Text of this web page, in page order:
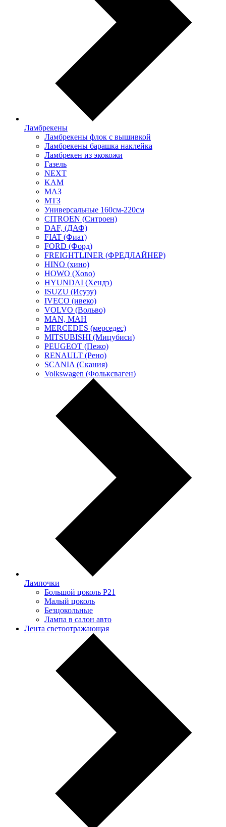
Ламбрекены
Ламбрекены флок с вышивкой
Ламбрекены барашка наклейка
Ламбрекен из экокожи
Газель
NEXT
KAM
МАЗ
МТЗ
Универсальные 160см-220см
CITROEN (Ситроен)
DAF, (ДАФ)
FIAT (Фиат)
FORD (Форд)
FREIGHTLINER (ФРЕДЛАЙНЕР)
HINO (хино)
HOWO (Хово)
HYUNDAI (Хендэ)
ISUZU (Исузу)
IVECO (ивеко)
VOLVO (Вольво)
MAN, МАН
MERCEDES (мерседес)
MITSUBISHI (Мицубиси)
PEUGEOT (Пежо)
RENAULT (Рено)
SCANIA (Скания)
Volkswagen (Фольксваген)
Лампочки
Большой цоколь P21
Малый цоколь
Безцокольные
Лампа в салон авто
Лента светоотражающая